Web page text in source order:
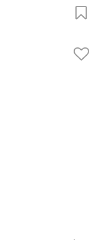
بیشترین
جستجوهای
#کابل شبکه